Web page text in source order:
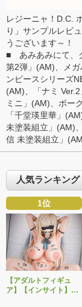
レジーニャ！D.C.
り」サンプルレビ
うございます～！
■ あみあみにて、
第2弾 」(AM)、 メ
ンピースシリーズ
(AM)、「ナミ Ver.2
ミニ 」(AM)、 ボー
「千堂瑛里華 」
未塗装組立 」(AM)
信 未塗装組立 」
人気ランキング
1位
【アダルトフィギュ
ア】【インサイト】肉